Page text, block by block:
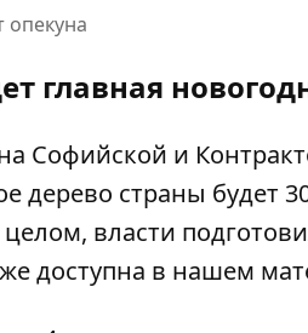
опекуна
главная
Софийской и
дерево страны будет
целом, власти
доступна в нашем